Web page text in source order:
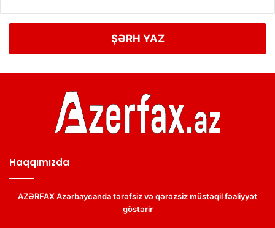
ŞƏRH YAZ
Haqqımızda
AZƏRFAX Azərbaycanda tərəfsiz və qərəzsiz müstəqil fəaliyyət
göstərir